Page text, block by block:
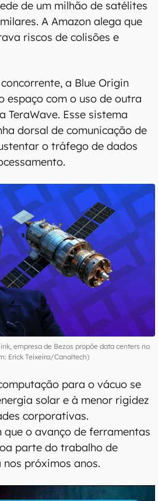
de um milhão de satélites
A Amazon alega que
riscos de colisões e
a Blue Origin
espaço com o uso de outra
TeraWave. Esse sistema
dorsal de comunicação de
o tráfego de dados
empresa de Bezos propõe data centers no
Erick Teixeira/Canaltech)
para o vácuo se
solar e à menor rigidez
corporativas.
o avanço de ferramentas
parte do trabalho de
próximos anos.